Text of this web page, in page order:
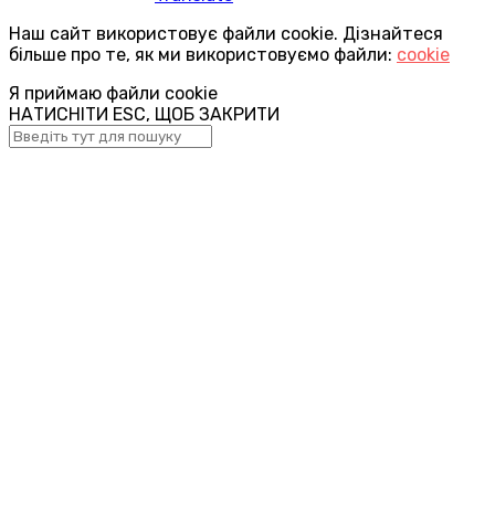
Наш сайт використовує файли cookie. Дізнайтеся
більше про те, як ми використовуємо файли: cookie
Я приймаю файли cookie
НАТИСНІТИ ESC, ЩОБ ЗАКРИТИ